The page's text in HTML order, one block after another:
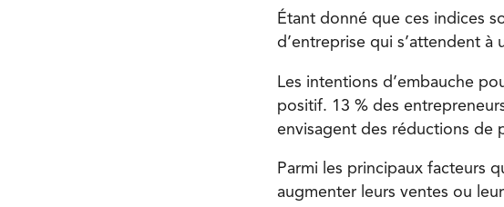
Étant donné que ces indices
d’entreprise qui s’attendent à
Les intentions d’embauche
positif. 13 % des
envisagent des réductions de
Parmi les principaux facteurs
augmenter leurs ventes ou